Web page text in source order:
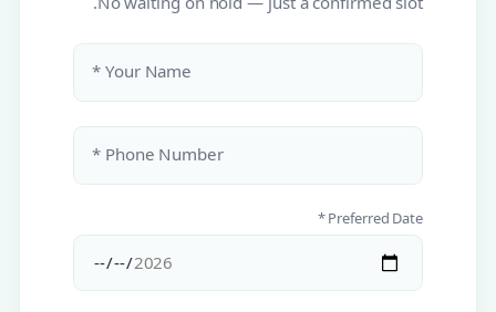
Your Name *
Phone Number *
Preferred Date *